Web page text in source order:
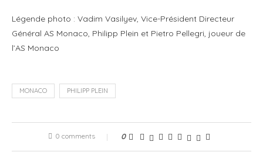
Légende photo : Vadim Vasilyev, Vice-Président Directeur
Général AS Monaco, Philipp Plein et Pietro Pellegri, joueur de
l’AS Monaco
MONACO PHILIPP PLEIN
0 comments 0